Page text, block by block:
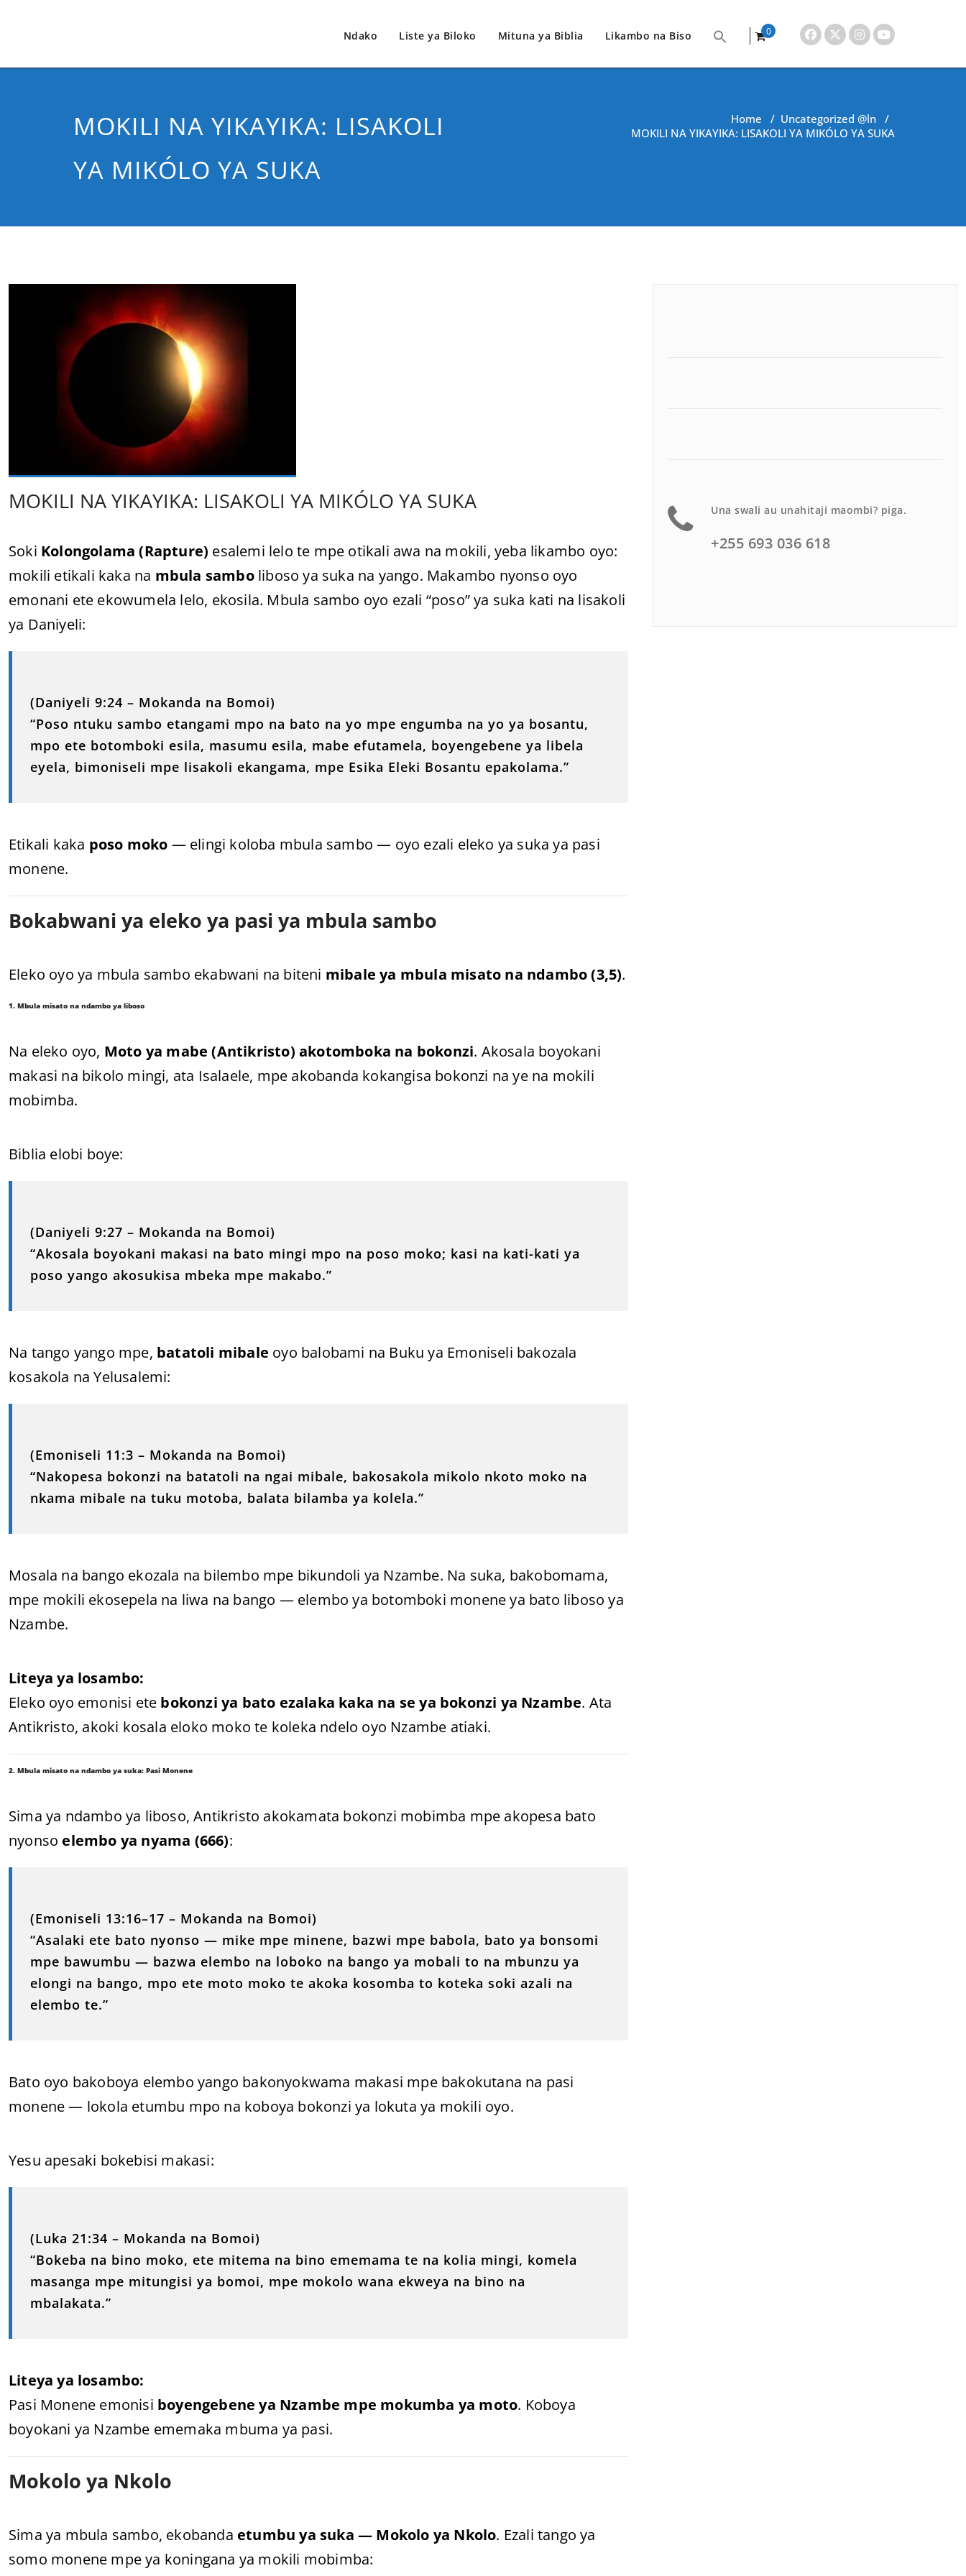
Ndako Liste ya Biloko Mituna ya Biblia Likambo na Biso
0
MOKILI NA YIKAYIKA: LISAKOLI
YA MIKÓLO YA SUKA
Home / Uncategorized @ln /
MOKILI NA YIKAYIKA: LISAKOLI YA MIKÓLO YA SUKA
MOKILI NA YIKAYIKA: LISAKOLI YA MIKÓLO YA SUKA
Soki Kolongolama (Rapture) esalemi lelo te mpe otikali awa na mokili, yeba likambo oyo:
mokili etikali kaka na mbula samboliboso ya suka na yango. Makambo nyonso oyo
emonani ete ekowumela lelo, ekosila. Mbula sambo oyo ezali “poso” ya suka kati na lisakoli
ya Daniyeli:
(Daniyeli 9:24 – Mokanda na Bomoi)
“Poso ntuku sambo etangami mpo na bato na yo mpe engumba na yo ya bosantu,
mpo ete botomboki esila, masumu esila, mabe efutamela, boyengebene ya libela
eyela, bimoniseli mpe lisakoli ekangama, mpe Esika Eleki Bosantu epakolama.”
Etikali kaka poso moko — elingi koloba mbula sambo — oyo ezali eleko ya suka ya pasi
monene.
Bokabwani ya eleko ya pasi ya mbula sambo
Eleko oyo ya mbula sambo ekabwani na biteni mibale ya mbula misato na ndambo (3,5).
1. Mbula misato na ndambo ya liboso
Na eleko oyo, Moto ya mabe (Antikristo) akotomboka na bokonzi. Akosala boyokani
makasi na bikolo mingi, ata Isalaele, mpe akobanda kokangisa bokonzi na ye na mokili
mobimba.
Biblia elobi boye:
(Daniyeli 9:27 – Mokanda na Bomoi)
“Akosala boyokani makasi na bato mingi mpo na poso moko; kasi na kati-kati ya
poso yango akosukisa mbeka mpe makabo.”
Na tango yango mpe, batatoli mibale oyo balobami na Buku ya Emoniseli bakozala
kosakola na Yelusalemi:
(Emoniseli 11:3 – Mokanda na Bomoi)
“Nakopesa bokonzi na batatoli na ngai mibale, bakosakola mikolo nkoto moko na
nkama mibale na tuku motoba, balata bilamba ya kolela.”
Mosala na bango ekozala na bilembo mpe bikundoli ya Nzambe. Na suka, bakobomama,
mpe mokili ekosepela na liwa na bango — elembo ya botomboki monene ya bato liboso ya
Nzambe.
Liteya ya losambo:
Eleko oyo emonisi ete bokonzi ya bato ezalaka kaka na se ya bokonzi ya Nzambe. Ata
Antikristo, akoki kosala eloko moko te koleka ndelo oyo Nzambe atiaki.
2. Mbula misato na ndambo ya suka: Pasi Monene
Sima ya ndambo ya liboso, Antikristo akokamata bokonzi mobimba mpe akopesa bato
nyonso elembo ya nyama (666):
(Emoniseli 13:16–17 – Mokanda na Bomoi)
“Asalaki ete bato nyonso — mike mpe minene, bazwi mpe babola, bato ya bonsomi
mpe bawumbu — bazwa elembo na loboko na bango ya mobali to na mbunzu ya
elongi na bango, mpo ete moto moko te akoka kosomba to koteka soki azali na
elembo te.”
Bato oyo bakoboya elembo yango bakonyokwama makasi mpe bakokutana na pasi
monene — lokola etumbu mpo na koboya bokonzi ya lokuta ya mokili oyo.
Yesu apesaki bokebisi makasi:
(Luka 21:34 – Mokanda na Bomoi)
“Bokeba na bino moko, ete mitema na bino ememama te na kolia mingi, komela
masanga mpe mitungisi ya bomoi, mpe mokolo wana ekweya na bino na
mbalakata.”
Liteya ya losambo:
Pasi Monene emonisi boyengebene ya Nzambe mpe mokumba ya moto. Koboya
boyokani ya Nzambe ememaka mbuma ya pasi.
Mokolo ya Nkolo
Sima ya mbula sambo, ekobanda etumbu ya suka — Mokolo ya Nkolo. Ezali tango ya
somo monene mpe ya koningana ya mokili mobimba:
Una swali au unahitaji maombi? piga.
+255 693 036 618